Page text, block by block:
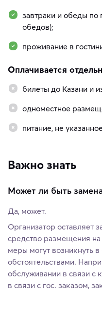
завтраки и обеды по
обедов);
проживание в
Оплачивается
билеты до Казани и
одноместное
питание, не
Важно знать
Может ли быть
Да, может.
Организатор оставляет
средство размещения
меры могут возникнуть
обстоятельствами.
обслуживании в связи с
в связи с гос. заказом,